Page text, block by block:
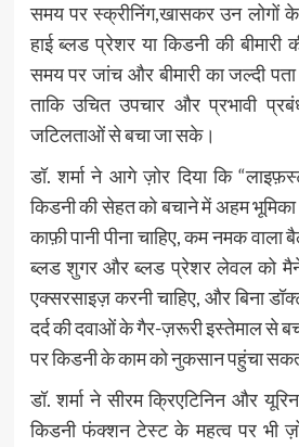
समय पर स्क्रीनिंग,खासकर उन लोगों के
हाई ब्लड प्रेशर या किडनी की बीमारी
समय पर जांच और बीमारी का जल्दी
ताकि उचित उपचार और प्रभावी
जटिलताओं से बचा जा सके।
डॉ. शर्मा ने आगे ज़ोर दिया कि
किडनी की सेहत को बचाने में अहम
काफ़ी पानी पीना चाहिए, कम नमक वाला
ब्लड शुगर और ब्लड प्रेशर लेवल को
एक्सरसाइज़ करनी चाहिए, और बिना
दर्द की दवाओं के गैर-ज़रूरी इस्तेमाल से
पर किडनी के काम को नुकसान पहुंचा
डॉ. शर्मा ने सीरम क्रिएटिनिन और
किडनी फंक्शन टेस्ट के महत्व पर भी